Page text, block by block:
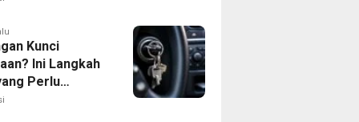
Kunci
Ini Langkah
Perlu